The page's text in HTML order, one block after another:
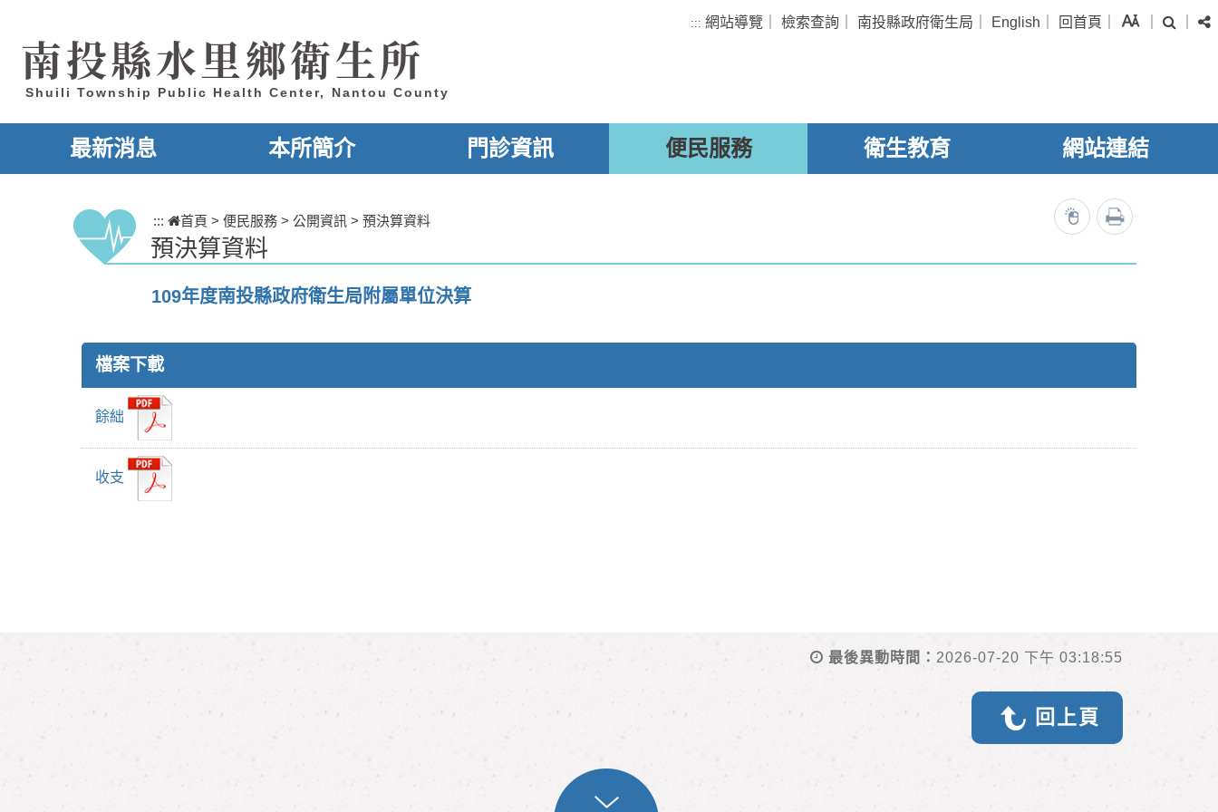
南投縣水里鄉衛生所
Shuili Township Public Health Center, Nantou County
::: 網站導覽 檢索查詢 南投縣政府衛生局 English 回首頁 字級 搜尋
最新消息 本所簡介 門診資訊 便民服務 衛生教育 網站連結
::: 首頁 > 便民服務 > 公開資訊 > 預決算資料
預決算資料
109年度南投縣政府衛生局附屬單位決算
檔案下載
餘絀
收支
最後異動時間： 2026-07-20 下午 03:18:55
回上頁